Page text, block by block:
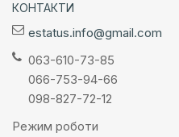
КОНТАКТИ
estatus.info@gmail.com
063-610-73-85
066-753-94-66
098-827-72-12
Режим роботи